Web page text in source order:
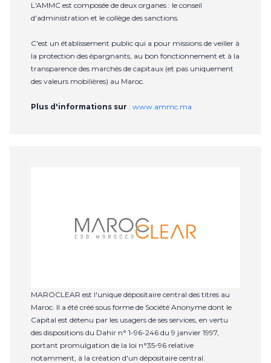
L'AMMC est composée de deux organes : le conseil
d'administration et le collège des sanctions.
C'est un établissement public qui a pour missions de veiller à
la protection des épargnants, au bon fonctionnement et à la
transparence des marchés de capitaux (et pas uniquement
des valeurs mobilières) au Maroc.
Plus d'informations sur : www.ammc.ma
MAROCLEAR est l'unique dépositaire central des titres au
Maroc. Il a été créé sous forme de Société Anonyme dont le
Capital est détenu par les usagers de ses services, en vertu
des dispositions du Dahir n° 1-96-246 du 9 janvier 1997,
portant promulgation de la loi n°35-96 relative
notamment, à la création d'un dépositaire central.